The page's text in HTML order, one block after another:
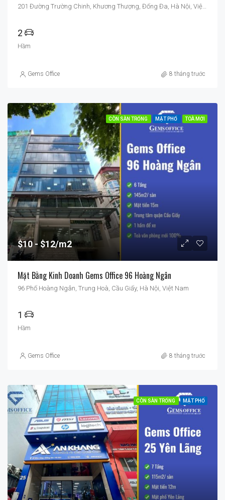
201 Đường Trường Chinh, Khương Thượng, Đống Đa, Hà Nội, Việt Nam
2
Hầm
Gems Office 8 tháng trước
CÒN SÀN TRỐNG MẶT PHỐ TOÀ MỚI
$10 $12/m2
Mặt Bằng Kinh Doanh Gems Office 96 Hoàng Ngân
96 Phố Hoàng Ngân, Trung Hoà, Cầu Giấy, Hà Nội, Việt Nam
1
Hầm
Gems Office 8 tháng trước
CÒN SÀN TRỐNG MẶT PHỐ